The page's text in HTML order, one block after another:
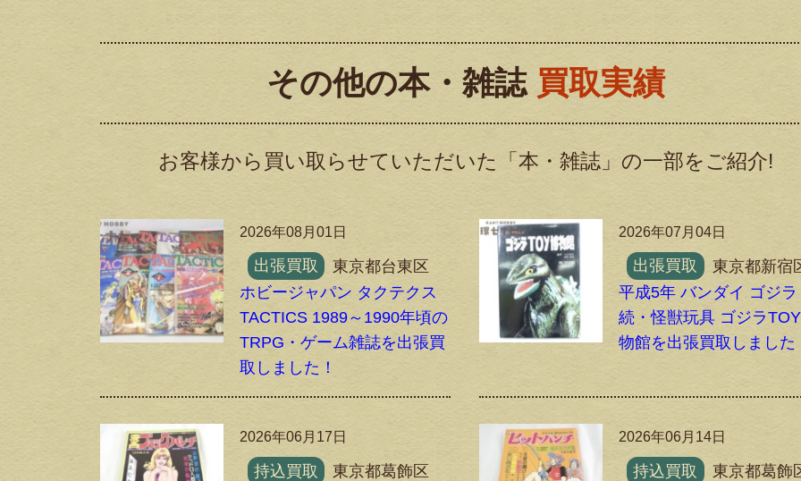
その他の本・雑誌 買取実績
お客様から買い取らせていただいた「本・雑誌」の一部をご紹介!
2026年08月01日
出張買取
東京都台東区
ホビージャパン タクテクス
TACTICS 1989～1990年頃の
TRPG・ゲーム雑誌を出張買
取しました！
2026年07月04日
出張買取
東京都新宿
平成5年 バンダイ ゴジラ
続・怪獣玩具 ゴジラ
物館を出張買取しました
2026年06月17日
持込買取
東京都葛飾区
2026年06月14日
持込買取
東京都葛飾